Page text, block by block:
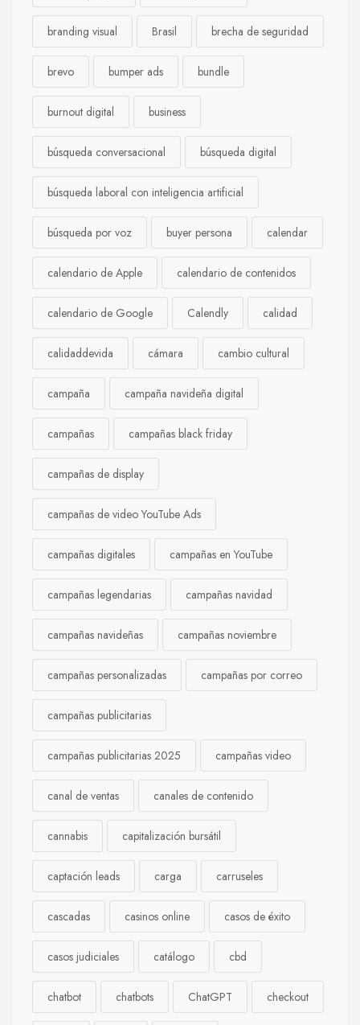
branding visual Brasil brecha de seguridad
brevo bumper ads bundle
burnout digital business
búsqueda conversacional búsqueda digital
búsqueda laboral con inteligencia artificial
búsqueda por voz buyer persona calendar
calendario de Apple calendario de contenidos
calendario de Google Calendly calidad
calidaddevida cámara cambio cultural
campaña campaña navideña digital
campañas campañas black friday
campañas de display
campañas de video YouTube Ads
campañas digitales campañas en YouTube
campañas legendarias campañas navidad
campañas navideñas campañas noviembre
campañas personalizadas campañas por correo
campañas publicitarias
campañas publicitarias 2025 campañas video
canal de ventas canales de contenido
cannabis capitalización bursátil
captación leads carga carruseles
cascadas casinos online casos de éxito
casos judiciales catálogo cbd
chatbot chatbots ChatGPT checkout